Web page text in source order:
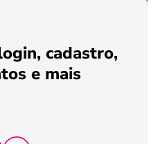
cadastro,
e mais